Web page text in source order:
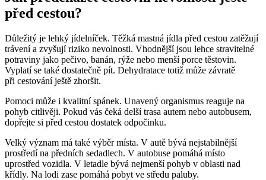
před cestou?
Důležitý je lehký jídelníček. Těžká mastná jídla před cestou zatěžují
trávení a zvyšují riziko nevolnosti. Vhodnější jsou lehce stravitelné
potraviny jako pečivo, banán, rýže nebo menší porce těstovin.
Vyplatí se také dostatečně pít. Dehydratace totiž může závratě
při cestování ještě zhoršit.
Pomoci může i kvalitní spánek. Unavený organismus reaguje na
pohyb citlivěji. Pokud vás čeká delší trasa autem nebo autobusem,
dopřejte si před cestou dostatek odpočinku.
Velký význam má také výběr místa. V autě bývá nejstabilnější
prostředí na předních sedadlech. V autobuse pomáhá místo
uprostřed vozidla. V letadle bývá nejmenší pohyb v oblasti nad
křídly. Na lodi zase pomáhá pobyt ve středu paluby.